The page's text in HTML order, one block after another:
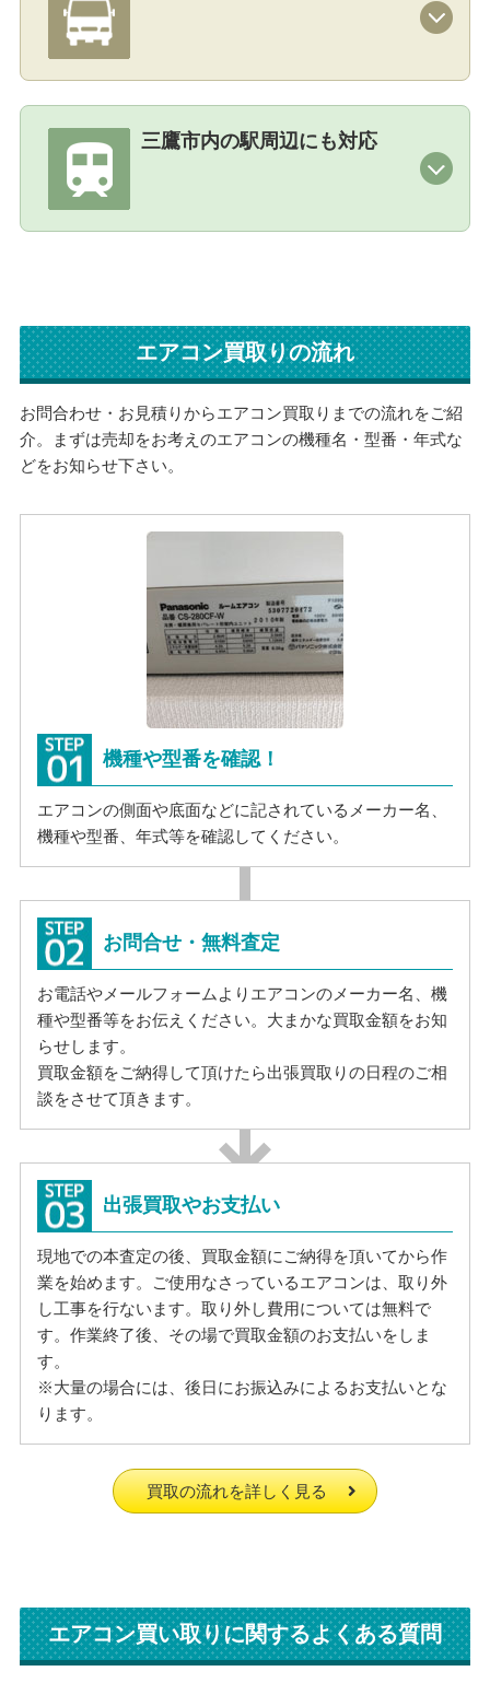
三鷹市内の駅周辺にも対応
エアコン買取りの流れ
お問合わせ・お見積りからエアコン買取りまでの流れをご紹
介。まずは売却をお考えのエアコンの機種名・型番・年式な
どをお知らせ下さい。
機種や型番を確認！
エアコンの側面や底面などに記されているメーカー名、
機種や型番、年式等を確認してください。
お問合せ・無料査定
お電話やメールフォームよりエアコンのメーカー名、機
種や型番等をお伝えください。大まかな買取金額をお知
らせします。
買取金額をご納得して頂けたら出張買取りの日程のご相
談をさせて頂きます。
出張買取やお支払い
現地での本査定の後、買取金額にご納得を頂いてから作
業を始めます。ご使用なさっているエアコンは、取り外
し工事を行ないます。取り外し費用については無料で
す。作業終了後、その場で買取金額のお支払いをしま
す。
※大量の場合には、後日にお振込みによるお支払いとな
ります。
買取の流れを詳しく見る
エアコン買い取りに関するよくある質問